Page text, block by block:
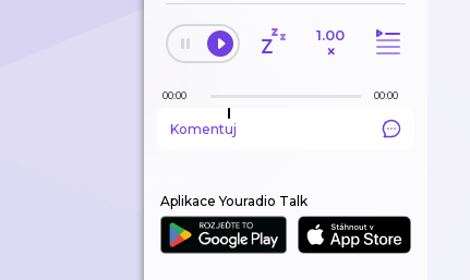
1.00
×
00:00 00:00
Komentuj
Aplikace Youradio Talk